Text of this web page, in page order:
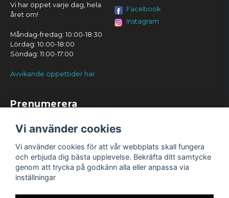
Vi har öppet varje dag, hela
året om!
Måndag-fredag: 10:00-18:30
Lördag: 10:00-18:00
Söndag: 11:00-17:00
Avvikande öppettider här.
Facebook
Instagram
Prenumerera
Vi använder cookies
Vi använder cookies för att vår webbplats skall fungera
och erbjuda dig bästa upplevelse. Bekräfta ditt samtycke
genom att trycka på godkänn alla eller anpassa via
inställningar